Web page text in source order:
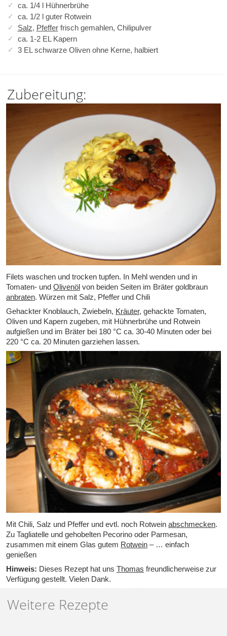
ca. 1/4 l Hühnerbrühe
ca. 1/2 l guter Rotwein
Salz, Pfefferfrisch gemahlen, Chilipulver
ca. 1-2 EL Kapern
3 EL schwarze Oliven ohne Kerne, halbiert
Zubereitung:
Filets waschen und trocken tupfen. In Mehl wenden und in
Tomaten- und Olivenöl von beiden Seiten im Bräter goldbraun
anbraten. Würzen mit Salz, Pfeffer und Chili
Gehackter Knoblauch, Zwiebeln, Kräuter, gehackte Tomaten,
Oliven und Kapern zugeben, mit Hühnerbrühe und Rotwein
aufgießen und im Bräter bei 180 °C ca. 30-40 Minuten oder bei
220 °C ca. 20 Minuten garziehen lassen.
Mit Chili, Salz und Pfeffer und evtl. noch Rotwein abschmecken.
Zu Tagliatelle und gehobelten Pecorino oder Parmesan,
zusammen mit einem Glas gutem Rotwein – … einfach
genießen
Hinweis: Dieses Rezept hat uns Thomas freundlicherweise zur
Verfügung gestellt. Vielen Dank.
Weitere Rezepte